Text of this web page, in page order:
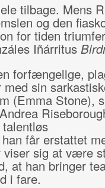
tilbage. Mens
og den
for tiden
Iñárritus
forfængelige,
sin
(Emma Stone),
får erstattet
sig at være
at han bringer
i fare.